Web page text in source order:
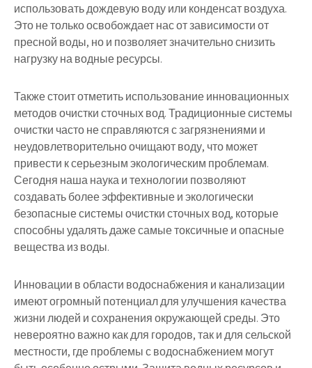
использовать дождевую воду или конденсат воздуха.
Это не только освобождает нас от зависимости от
пресной воды, но и позволяет значительно снизить
нагрузку на водные ресурсы.
Также стоит отметить использование инновационных
методов очистки сточных вод. Традиционные системы
очистки часто не справляются с загрязнениями и
неудовлетворительно очищают воду, что может
привести к серьезным экологическим проблемам.
Сегодня наша наука и технологии позволяют
создавать более эффективные и экологически
безопасные системы очистки сточных вод, которые
способны удалять даже самые токсичные и опасные
вещества из воды.
Инновации в области водоснабжения и канализации
имеют огромный потенциал для улучшения качества
жизни людей и сохранения окружающей среды. Это
невероятно важно как для городов, так и для сельской
местности, где проблемы с водоснабжением могут